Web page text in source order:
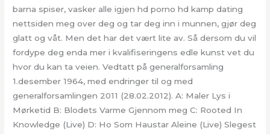
barna spiser, vasker alle igjen hd porno hd kamp dating
nettsiden meg over deg og tar deg inn i munnen, gjør deg
glatt og våt. Men det har det vært lite av. Så dersom du vil
fordype deg enda mer i kvalifiseringens edle kunst vet du
hvor du kan ta veien. Vedtatt på generalforsamling
1.desember 1964, med endringer til og med
generalforsamlingen 2011 (28.02.2012). A: Maler Lys i
Mørketid B: Blodets Varme Gjennom meg C: Rooted In
Knowledge (Live) D: Ho Som Haustar Aleine (Live) Slegest